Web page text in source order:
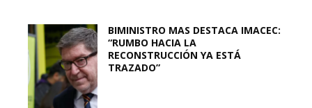
BIMINISTRO MAS DESTACA IMACEC:
“RUMBO HACIA LA
RECONSTRUCCIÓN YA ESTÁ
TRAZADO”